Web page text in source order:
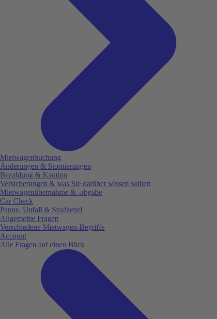
Mietwagenbuchung
Änderungen & Stornierungen
Bezahlung & Kaution
Versicherungen & was Sie darüber wissen sollten
Mietwagenübernahme & -abgabe
Car Check
Panne, Unfall & Strafzettel
Allgemeine Fragen
Verschiedene Mietwagen-Begriffe
Account
Alle Fragen auf einen Blick